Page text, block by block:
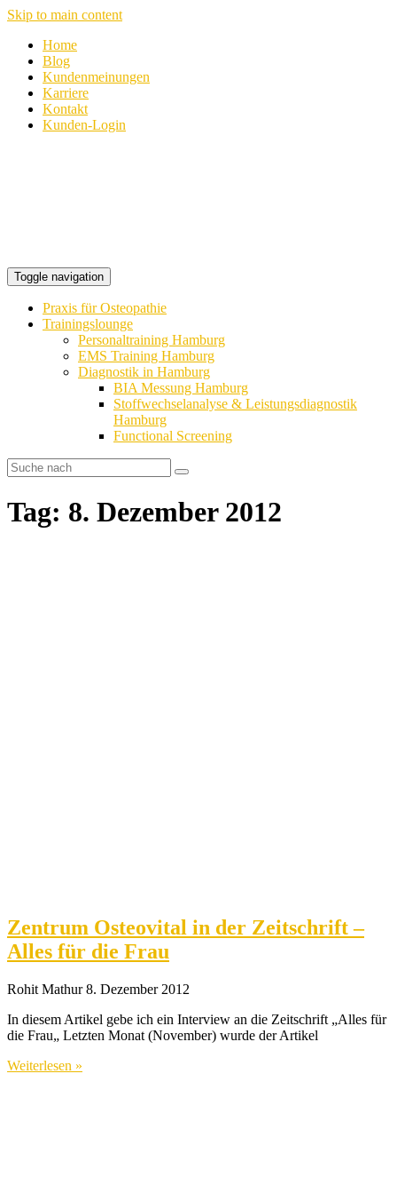
Skip to main content
Home
Blog
Kundenmeinungen
Karriere
Kontakt
Kunden-Login
Toggle navigation
Praxis für Osteopathie
Trainingslounge
Personaltraining Hamburg
EMS Training Hamburg
Diagnostik in Hamburg
BIA Messung Hamburg
Stoffwechselanalyse & Leistungsdiagnostik
Hamburg
Functional Screening
Tag: 8. Dezember 2012
Zentrum Osteovital in der Zeitschrift –
Alles für die Frau
Rohit Mathur8. Dezember 2012
In diesem Artikel gebe ich ein Interview an die Zeitschrift „Alles für
die Frau„ Letzten Monat (November) wurde der Artikel
Weiterlesen »